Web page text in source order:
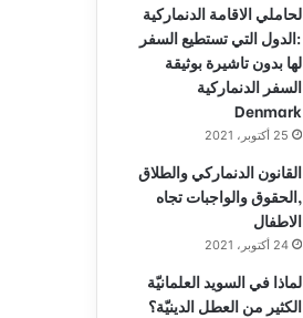
لحاملي الاقامة الدنماركية
:الدول التي تستطيع السفر
لها بدون تاشيرة بوثيقة
السفر الدنماركية
Denmark
25 أكتوبر، 2021
القانون الدنماركي والطلاق
,الحقوق والواجبات تجاه
الاطفال
24 أكتوبر، 2021
لماذا في السويد العلمانيّة
الكثير من العطل الدينيّة؟